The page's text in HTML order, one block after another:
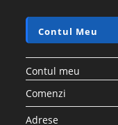
Contul Meu
Contul meu
Comenzi
Adrese